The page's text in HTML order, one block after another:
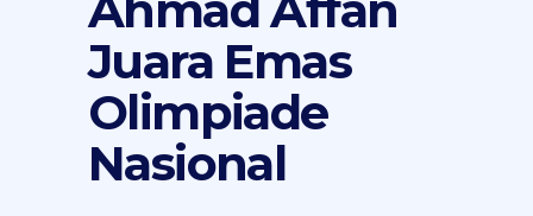
Juara Emas
Olimpiade
Nasional